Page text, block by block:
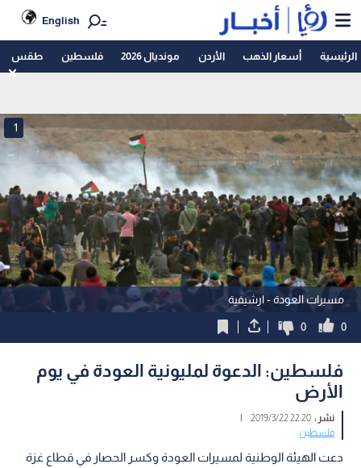
English
الرئيسية أسعار الذهب الأردن مونديال 2026 فلسطين طقس
مسيرات العودة - ارشيفية
1
0
0
فلسطين: الدعوة لمليونية العودة في يوم
الأرض
نشر :22:20 2019/3/22
|
فلسطين
دعت الهيئة الوطنية لمسيرات العودة وكسر الحصار في قطاع غزة